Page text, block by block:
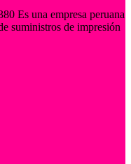
Es una empresa peruana
suministros de impresión